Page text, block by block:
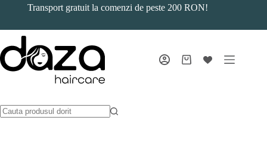
Transport gratuit la comenzi de peste 200 RON!
Coș